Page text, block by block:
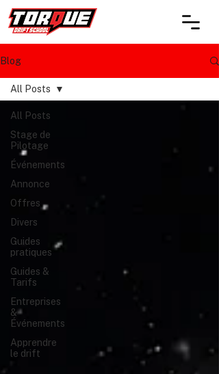
Blog
All Posts
Stage de
Pilotage
Événements
Annonce
Offres
Divers
Guides
pratiques
Guides &
Tarifs
Entreprises
&
Événements
Apprendre
le drift
All Posts